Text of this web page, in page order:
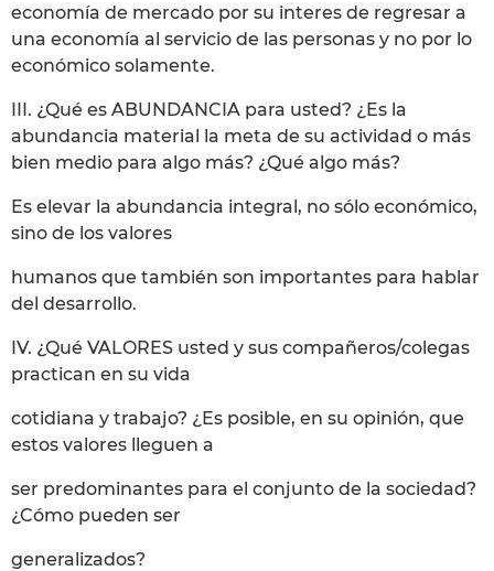
economía de mercado por su interes de regresar a
una economía al servicio de las personas y no por lo
económico solamente.
III. ¿Qué es ABUNDANCIA para usted? ¿Es la
abundancia material la meta de su actividad o más
bien medio para algo más? ¿Qué algo más?
Es elevar la abundancia integral, no sólo económico,
sino de los valores
humanos que también son importantes para hablar
del desarrollo.
IV. ¿Qué VALORES usted y sus compañeros/colegas
practican en su vida
cotidiana y trabajo? ¿Es posible, en su opinión, que
estos valores lleguen a
ser predominantes para el conjunto de la sociedad?
¿Cómo pueden ser
generalizados?